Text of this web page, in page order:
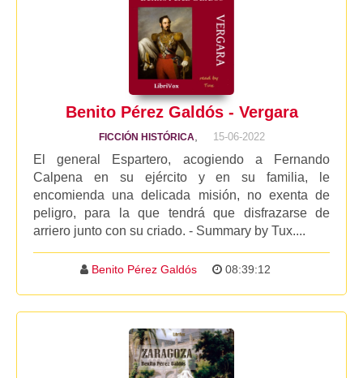
Benito Pérez Galdós - Vergara
FICCIÓN HISTÓRICA 15-06-2022
El general Espartero, acogiendo a Fernando
Calpena en su ejército y en su familia, le
encomienda una delicada misión, no exenta de
peligro, para la que tendrá que disfrazarse de
arriero junto con su criado. - Summary by Tux....
Benito Pérez Galdós 08:39:12